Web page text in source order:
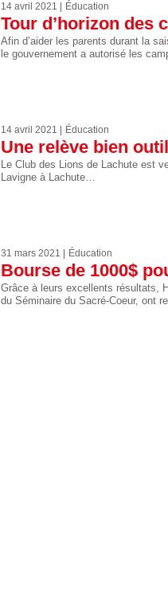
14 avril 2021 Éducation
Tour d’horizon des
Afin d’aider les parents durant la
le gouvernement a autorisé les
14 avril 2021 Éducation
Une relève bien
Le Club des Lions de Lachute est
Lavigne à Lachute…
31 mars 2021 Éducation
Bourse de 1000$
Grâce à leurs excellents résultats,
du Séminaire du Sacré-Coeur, ont